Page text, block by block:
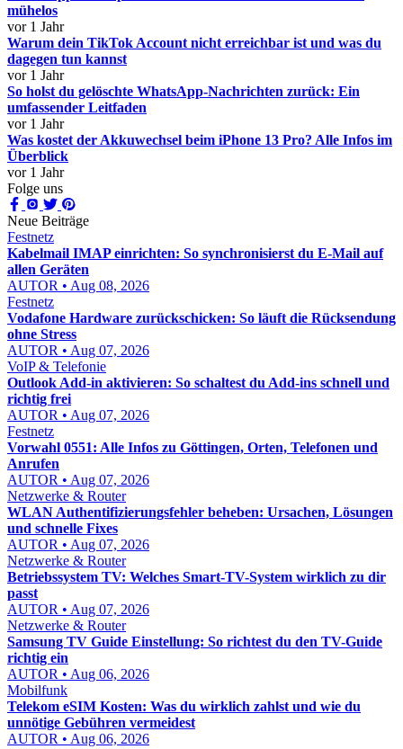
mühelos
vor 1 Jahr
Warum dein TikTok Account nicht erreichbar ist und was du
dagegen tun kannst
vor 1 Jahr
So holst du gelöschte WhatsApp-Nachrichten zurück: Ein
umfassender Leitfaden
vor 1 Jahr
Was kostet der Akkuwechsel beim iPhone 13 Pro? Alle Infos im
Überblick
vor 1 Jahr
Folge uns
Neue Beiträge
Festnetz
Kabelmail IMAP einrichten: So synchronisierst du E-Mail auf
allen Geräten
AUTOR • Aug 08, 2026
Festnetz
Vodafone Hardware zurückschicken: So läuft die Rücksendung
ohne Stress
AUTOR • Aug 07, 2026
VoIP & Telefonie
Outlook Add-in aktivieren: So schaltest du Add-ins schnell und
richtig frei
AUTOR • Aug 07, 2026
Festnetz
Vorwahl 0551: Alle Infos zu Göttingen, Orten, Telefonen und
Anrufen
AUTOR • Aug 07, 2026
Netzwerke & Router
WLAN Authentifizierungsfehler beheben: Ursachen, Lösungen
und schnelle Fixes
AUTOR • Aug 07, 2026
Netzwerke & Router
Betriebssystem TV: Welches Smart-TV-System wirklich zu dir
passt
AUTOR • Aug 07, 2026
Netzwerke & Router
Samsung TV Guide Einstellung: So richtest du den TV-Guide
richtig ein
AUTOR • Aug 06, 2026
Mobilfunk
Telekom eSIM Kosten: Was du wirklich zahlst und wie du
unnötige Gebühren vermeidest
AUTOR • Aug 06, 2026